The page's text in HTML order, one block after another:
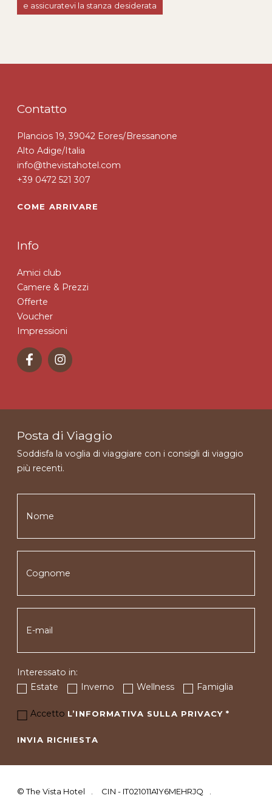
e assicuratevi la stanza desiderata
Contatto
Plancios 19, 39042 Eores/Bressanone
Alto Adige/Italia
info@thevistahotel.com
+39 0472 521 307
COME ARRIVARE
Info
Amici club
Camere & Prezzi
Offerte
Voucher
Impressioni
Posta di Viaggio
Soddisfa la voglia di viaggiare con i consigli di viaggio
più recenti.
Interessato in:
Estate
Inverno Wellness Famiglia
Accetto L’INFORMATIVA SULLA PRIVACY*
INVIA RICHIESTA
©The Vista Hotel
CIN - IT021011A1Y6MEHRJQ